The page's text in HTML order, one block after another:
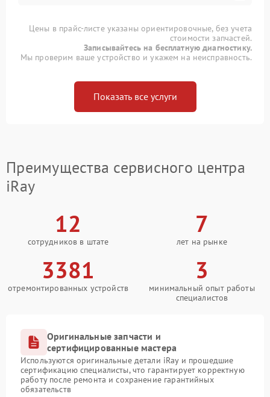
Цены в прайс-листе указаны ориентировочные, без учета
стоимости запчастей.
Записывайтесь на бесплатную диагностику.
Мы проверим ваше устройство и укажем на неисправность.
Показать все услуги
Преимущества сервисного центра
iRay
12
сотрудников в штате
7
лет на рынке
3381
отремонтированных устройств
3
минимальный опыт работы
специалистов
Оригинальные запчасти и
сертифицированные мастера
Используются оригинальные детали iRay и прошедшие
сертификацию специалисты, что гарантирует корректную
работу после ремонта и сохранение гарантийных
обязательств